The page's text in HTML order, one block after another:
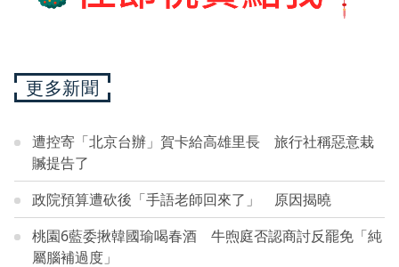
更多新聞
遭控寄「北京台辦」賀卡給高雄里長 旅行社稱惡意栽
贓提告了
政院預算遭砍後「手語老師回來了」 原因揭曉
桃園6藍委揪韓國瑜喝春酒 牛煦庭否認商討反罷免「純
屬腦補過度」